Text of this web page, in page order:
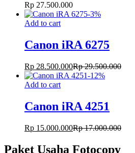
Rp 27.500.000
-3%
Add to cart
Canon iRA 6275
Rp 28.500.000Rp29.500.000
-12%
Add to cart
Canon iRA 4251
Rp 15.000.000Rp17.000.000
Paket Usaha Fotocopy